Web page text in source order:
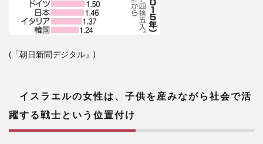
(「朝日新聞デジタル』)
イスラエルの女性は、子供を産みながら社会で活
躍する戦士という位置付け